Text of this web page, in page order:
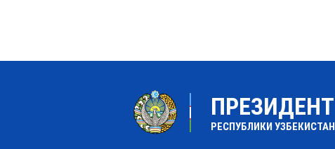
ПРЕЗИДЕНТ